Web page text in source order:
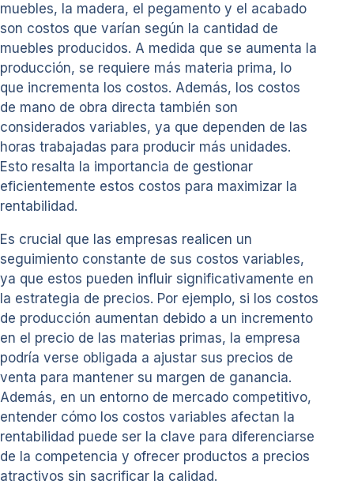
muebles, la madera, el pegamento y el acabado
son costos que varían según la cantidad de
muebles producidos. A medida que se aumenta la
producción, se requiere más materia prima, lo
que incrementa los costos. Además, los costos
de mano de obra directa también son
considerados variables, ya que dependen de las
horas trabajadas para producir más unidades.
Esto resalta la importancia de gestionar
eficientemente estos costos para maximizar la
rentabilidad.
Es crucial que las empresas realicen un
seguimiento constante de sus costos variables,
ya que estos pueden influir significativamente en
la estrategia de precios. Por ejemplo, si los costos
de producción aumentan debido a un incremento
en el precio de las materias primas, la empresa
podría verse obligada a ajustar sus precios de
venta para mantener su margen de ganancia.
Además, en un entorno de mercado competitivo,
entender cómo los costos variables afectan la
rentabilidad puede ser la clave para diferenciarse
de la competencia y ofrecer productos a precios
atractivos sin sacrificar la calidad.